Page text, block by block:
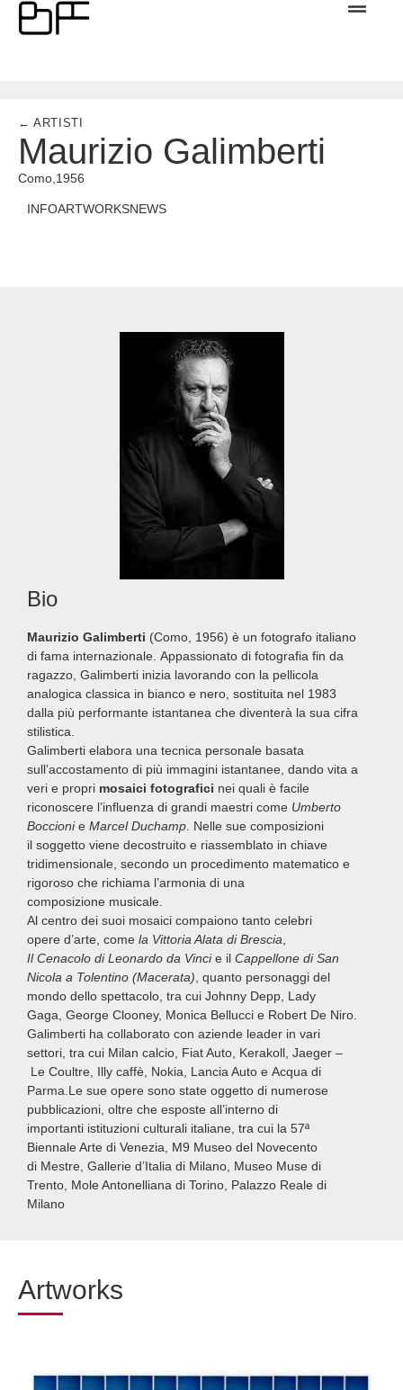
← ARTISTI
Maurizio Galimberti
Como, 1956
INFOARTWORKSNEWS
Bio
Maurizio Galimberti (Como, 1956) è un fotografo italiano
di fama internazionale. Appassionato di fotografia fin da
ragazzo, Galimberti inizia lavorando con la pellicola
analogica classica in bianco e nero, sostituita nel 1983
dalla più performante istantanea che diventerà la sua cifra
stilistica.
Galimberti elabora una tecnica personale basata
sull’accostamento di più immagini istantanee, dando vita a
veri e propri mosaici fotografici nei quali è facile
riconoscere l’influenza di grandi maestri come Umberto
Boccionie Marcel Duchamp . Nelle sue composizioni
il soggetto viene decostruito e riassemblato in chiave
tridimensionale, secondo un procedimento matematico e
rigoroso che richiama l’armonia di una
composizione musicale.
Al centro dei suoi mosaici compaiono tanto celebri
opere d’arte, come la Vittoria Alata di Brescia
Il Cenacolo di Leonardo da Vincie il Cappellone di San
Nicola a Tolentino (Macerata) , quanto personaggi del
mondo dello spettacolo, tra cui Johnny Depp, Lady
Gaga, George Clooney, Monica Bellucci e Robert De Niro.
Galimberti ha collaborato con aziende leader in vari
settori, tra cui Milan calcio, Fiat Auto, Kerakoll, Jaeger –
Le Coultre, Illy caffè, Nokia, Lancia Auto e Acqua di
Parma.Le sue opere sono state oggetto di numerose
pubblicazioni, oltre che esposte all’interno di
importanti istituzioni culturali italiane, tra cui la 57ª
Biennale Arte di Venezia, M9 Museo del Novecento
di Mestre, Gallerie d’Italia di Milano, Museo Muse di
Trento, Mole Antonelliana di Torino, Palazzo Reale di
Milano
Artworks